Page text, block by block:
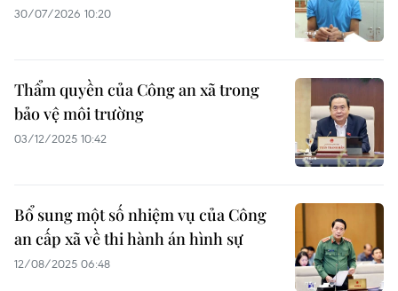
30/07/2026 10:20
Thẩm quyền của Công an xã trong
bảo vệ môi trường
03/12/2025 10:42
Bổ sung một số nhiệm vụ của Công
an cấp xã về thi hành án hình sự
12/08/2025 06:48